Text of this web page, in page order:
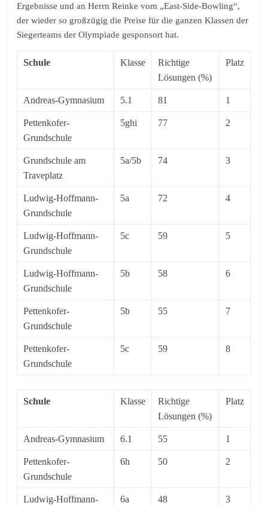
Ergebnisse und an Herrn Reinke vom „East-Side-Bowling“,
der wieder so großzügig die Preise für die ganzen Klassen der
Siegerteams der Olympiade gesponsort hat.
Schule Klasse
Richtige
Lösungen (%)
Platz
Andreas-Gymnasium 5.1 81 1
Pettenkofer-
Grundschule
5ghi 77 2
Grundschule am
Traveplatz
5a/5b 74 3
Ludwig-Hoffmann-
Grundschule
5a 72 4
Ludwig-Hoffmann-
Grundschule
5c 59 5
Ludwig-Hoffmann-
Grundschule
5b 58 6
Pettenkofer-
Grundschule
5b 55 7
Pettenkofer-
Grundschule
5c 59 8
Schule Klasse
Richtige
Lösungen (%)
Platz
Andreas-Gymnasium 6.1 55 1
Pettenkofer-
Grundschule
6h 50 2
Ludwig-Hoffmann-
6a 48 3